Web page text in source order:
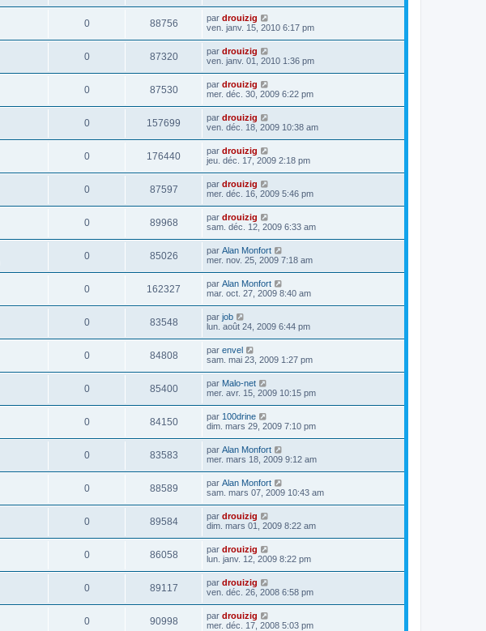
0 88756 par drouizig
ven. janv. 15, 2010 6:17 pm
0 87320 par drouizig
ven. janv. 01, 2010 1:36 pm
0 87530 par drouizig
mer. déc. 30, 2009 6:22 pm
0 157699 par drouizig
ven. déc. 18, 2009 10:38 am
0 176440 par drouizig
jeu. déc. 17, 2009 2:18 pm
0 87597 par drouizig
mer. déc. 16, 2009 5:46 pm
0 89968 par drouizig
sam. déc. 12, 2009 6:33 am
0 85026 par Alan Monfort
mer. nov. 25, 2009 7:18 am
0 162327 par Alan Monfort
mar. oct. 27, 2009 8:40 am
0 83548 par job
lun. août 24, 2009 6:44 pm
0 84808 par envel
sam. mai 23, 2009 1:27 pm
0 85400 par Malo-net
mer. avr. 15, 2009 10:15 pm
0 84150 par 100drine
dim. mars 29, 2009 7:10 pm
0 83583 par Alan Monfort
mer. mars 18, 2009 9:12 am
0 88589 par Alan Monfort
sam. mars 07, 2009 10:43 am
0 89584 par drouizig
dim. mars 01, 2009 8:22 am
0 86058 par drouizig
lun. janv. 12, 2009 8:22 pm
0 89117 par drouizig
ven. déc. 26, 2008 6:58 pm
0 90998 par drouizig
mer. déc. 17, 2008 5:03 pm